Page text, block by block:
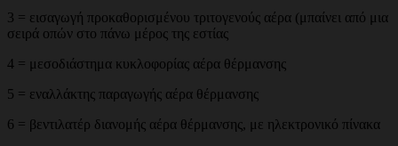
3 = εισαγωγή προκαθορισμένου τριτογενούς αέρα (μπαίνει από μια
σειρά οπών στο πάνω μέρος της εστίας
4 = μεσοδιάστημα κυκλοφορίας αέρα θέρμανσης
5 = εναλλάκτης παραγωγής αέρα θέρμανσης
6 = βεντιλατέρ διανομής αέρα θέρμανσης, με ηλεκτρονικό πίνακα